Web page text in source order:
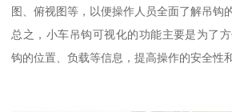
图、俯视图等，以便操作人员全面了解吊钩
总之，小车吊钩可视化的功能主要是为了
钩的位置、负载等信息，提高操作的安全性